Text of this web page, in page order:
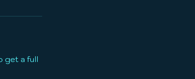
get a full